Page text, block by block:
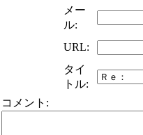
メー
ル:
URL:
タイ
トル:
コメント: